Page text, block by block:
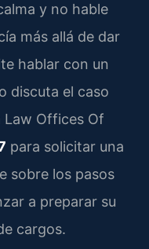
y no hable
más allá de dar
hablar con un
discuta el caso
Law Offices Of
para solicitar una
sobre los pasos
a preparar su
cargos.